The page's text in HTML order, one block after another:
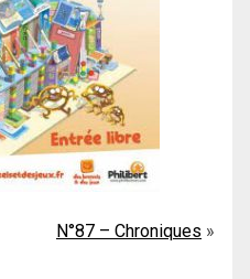
N°87 – Chroniques